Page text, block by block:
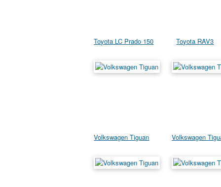
Toyota LC Prado 150 Toyota RAV3
Volkswagen Tiguan Volkswagen